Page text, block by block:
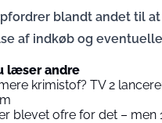
blandt andet til
af indkøb og
læser andre
krimistof? TV 2
blevet ofre for det – men